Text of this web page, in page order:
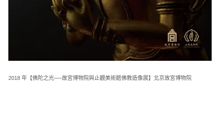
2018 年【佛陀之光──故宮博物院與止觀美術館佛教造像展】北京故宮博物院